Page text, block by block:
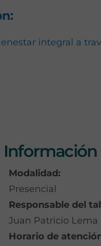
integral a
Modalidad:
Presencial
Responsable del
Juan Patricio Lema
Horario de